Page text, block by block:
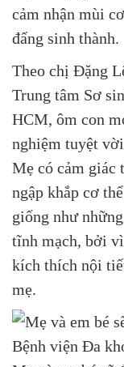
cảm nhận mùi
đấng sinh thành.
Theo chị Đặng
Trung tâm Sơ
HCM, ôm con
nghiệm tuyệt
Mẹ có cảm giác
ngập khắp cơ
giống như
tĩnh mạch, bởi
kích thích nội
mẹ.